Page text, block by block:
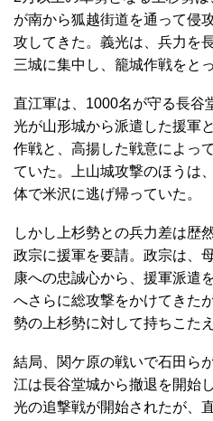
が南から狐越街道を通って侵
攻してきた。義光は、兵力を
三城に集中し、籠城作戦をとっ
直江軍は、1000名が守る長谷
光が山形城から派遣した援軍
作戦と、高揚した戦意によっ
ていた。上山城攻撃のほうは
体で米沢に逃げ帰っていた。
しかし上杉勢との兵力差は歴
政宗に援軍を要請。政宗は、
康への忠誠心から、援軍派遣
へさらに総攻撃をかけてきた
勢の上杉勢に対して持ちこた
結局、関ケ原の戦いで石田ら
江は長谷堂城から撤退を開始
光の追撃戦が開始されたが、